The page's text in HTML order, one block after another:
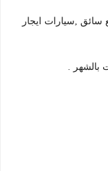
سائق ,سيارات ايجار
بالشهر .